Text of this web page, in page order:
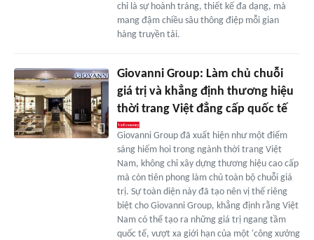
chỉ là sự hoành tráng, thiết kế đa dạng, mà
mang đậm chiều sâu thông điệp mỗi gian
hàng truyền tải.
Giovanni Group: Làm chủ chuỗi
giá trị và khẳng định thương hiệu
thời trang Việt đẳng cấp quốc tế
Giovanni Group đã xuất hiện như một điểm
sáng hiếm hoi trong ngành thời trang Việt
Nam, không chỉ xây dựng thương hiệu cao cấp
mà còn tiên phong làm chủ toàn bộ chuỗi giá
trị. Sự toàn diện này đã tạo nên vị thế riêng
biệt cho Giovanni Group, khẳng định rằng Việt
Nam có thể tạo ra những giá trị ngang tầm
quốc tế, vượt xa giới hạn của một 'công xưởng